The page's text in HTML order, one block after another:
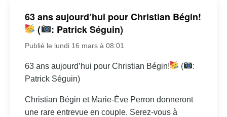
63 ans aujourd’hui pour Christian Bégin!
(
: Patrick Séguin)
Publié le lundi 16 mars à 08:01
63 ans aujourd’hui pour Christian Bégin! (
:
Patrick Séguin)
Christian Bégin et Marie-Ève Perron donneront
une rare entrevue en couple. Serez-vous à